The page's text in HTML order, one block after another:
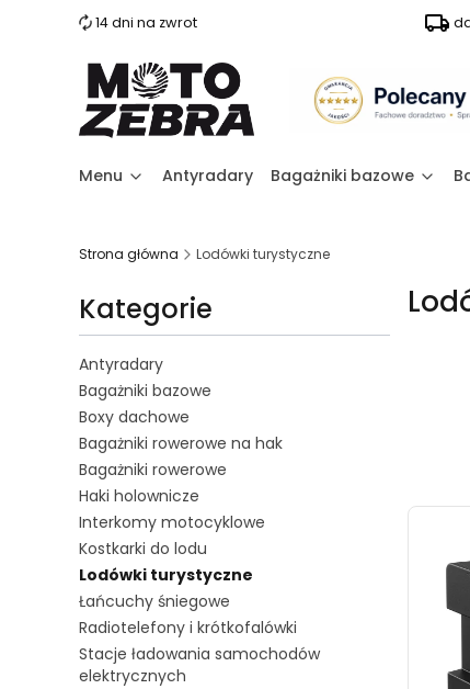
14 dni na zwrot
Menu Antyradary Bagażniki bazowe
Strona główna Lodówki turystyczne
Kategorie
Antyradary
Bagażniki bazowe
Boxy dachowe
Bagażniki rowerowe na hak
Bagażniki rowerowe
Haki holownicze
Interkomy motocyklowe
Kostkarki do lodu
Lodówki turystyczne
Łańcuchy śniegowe
Radiotelefony i krótkofalówki
Stacje ładowania samochodów
elektrycznych